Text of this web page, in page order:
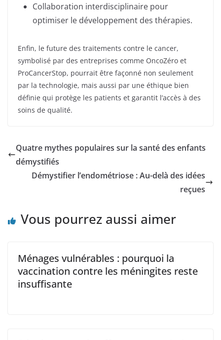
Collaboration interdisciplinaire pour
optimiser le développement des thérapies.
Enfin, le future des traitements contre le cancer,
symbolisé par des entreprises comme OncoZéro et
ProCancerStop, pourrait être façonné non seulement
par la technologie, mais aussi par une éthique bien
définie qui protège les patients et garantit l’accès à des
soins de qualité.
Quatre mythes populaires sur la santé des enfants
démystifiés
Démystifier l’endométriose : Au-delà des idées
reçues
Vous pourrez aussi aimer
Ménages vulnérables : pourquoi la
vaccination contre les méningites reste
insuffisante